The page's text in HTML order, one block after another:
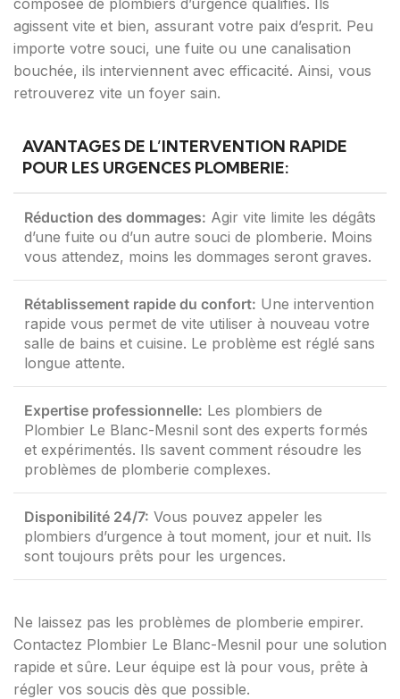
composée de plombiers d’urgence qualifiés. Ils
agissent vite et bien, assurant votre paix d’esprit. Peu
importe votre souci, une fuite ou une canalisation
bouchée, ils interviennent avec efficacité. Ainsi, vous
retrouverez vite un foyer sain.
AVANTAGES DE L’INTERVENTION RAPIDE
POUR LES URGENCES PLOMBERIE:
Réduction des dommages: Agir vite limite les dégâts
d’une fuite ou d’un autre souci de plomberie. Moins
vous attendez, moins les dommages seront graves.
Rétablissement rapide du confort: Une intervention
rapide vous permet de vite utiliser à nouveau votre
salle de bains et cuisine. Le problème est réglé sans
longue attente.
Expertise professionnelle: Les plombiers de
Plombier Le Blanc-Mesnil sont des experts formés
et expérimentés. Ils savent comment résoudre les
problèmes de plomberie complexes.
Disponibilité 24/7: Vous pouvez appeler les
plombiers d’urgence à tout moment, jour et nuit. Ils
sont toujours prêts pour les urgences.
Ne laissez pas les problèmes de plomberie empirer.
Contactez Plombier Le Blanc-Mesnil pour une solution
rapide et sûre. Leur équipe est là pour vous, prête à
régler vos soucis dès que possible.